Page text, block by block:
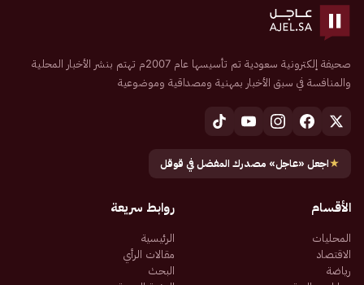
صحيفة إلكترونية سعودية تم تأسيسها عام 2007م تهتم بنشر الأخبار المحلية
والمنافسة في سبق الأخبار بمهنية ومصداقية وموضوعية
★اجعل «عاجل» مصدرك المفضل في قوقل
الأقسام
المحليات
الاقتصاد
رياضة
روابط سريعة
الرئيسية
مقالات الرأي
البحث